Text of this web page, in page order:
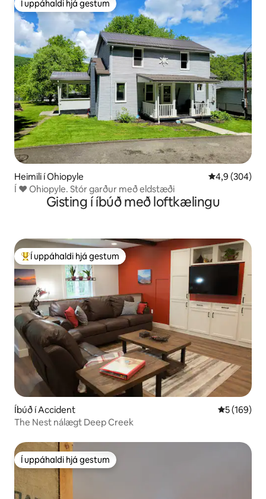
Í uppáhaldi hjá gestum
Í uppáhaldi hjá gestum
Heimili í Ohiopyle 4,9 af 5 í
4,9 (304)
Í ❤ Ohiopyle. Stór garður með eldstæði
Gisting í íbúð með loftkælingu
Í mestu uppáhaldi hjá gestum
Í uppáhaldi hjá gestum
Íbúð í Accident 5 af 5 í
5 (169)
The Nest nálægt Deep Creek
Í uppáhaldi hjá gestum
Í uppáhaldi hjá gestum